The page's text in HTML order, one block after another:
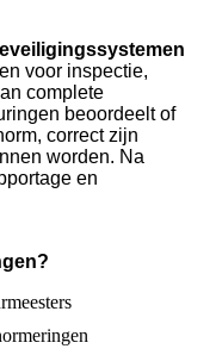
voor inspectie,
complete
beoordeelt of
correct zijn
worden. Na
en